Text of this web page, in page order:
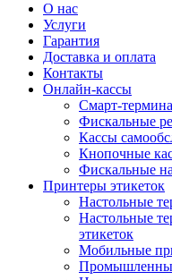
О нас
Услуги
Гарантия
Доставка и оплата
Контакты
Онлайн-кассы
Смарт-
Фискальные
Кассы
Кнопочные
Фискальные
Принтеры этикеток
Настольные
Настольные
этикеток
Мобильные